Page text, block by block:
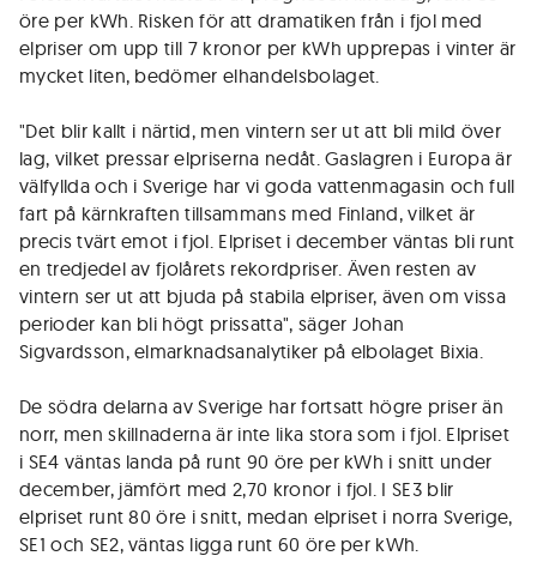
öre per kWh. Risken för att dramatiken från i fjol med
elpriser om upp till 7 kronor per kWh upprepas i vinter är
mycket liten, bedömer elhandelsbolaget.
"Det blir kallt i närtid, men vintern ser ut att bli mild över
lag, vilket pressar elpriserna nedåt. Gaslagren i Europa är
välfyllda och i Sverige har vi goda vattenmagasin och full
fart på kärnkraften tillsammans med Finland, vilket är
precis tvärt emot i fjol. Elpriset i december väntas bli runt
en tredjedel av fjolårets rekordpriser. Även resten av
vintern ser ut att bjuda på stabila elpriser, även om vissa
perioder kan bli högt prissatta", säger Johan
Sigvardsson, elmarknadsanalytiker på elbolaget Bixia.
De södra delarna av Sverige har fortsatt högre priser än
norr, men skillnaderna är inte lika stora som i fjol. Elpriset
i SE4 väntas landa på runt 90 öre per kWh i snitt under
december, jämfört med 2,70 kronor i fjol. I SE3 blir
elpriset runt 80 öre i snitt, medan elpriset i norra Sverige,
SE1 och SE2, väntas ligga runt 60 öre per kWh.